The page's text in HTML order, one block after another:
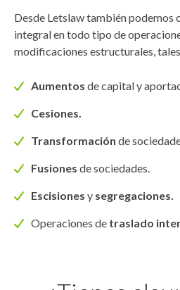
Desde Letslaw también podemos
integral en todo tipo de
modificaciones estructurales,
Aumentos de capital y
Cesiones.
Transformación de
Fusiones de sociedades.
Escisiones y segregaciones.
Operaciones de traslado